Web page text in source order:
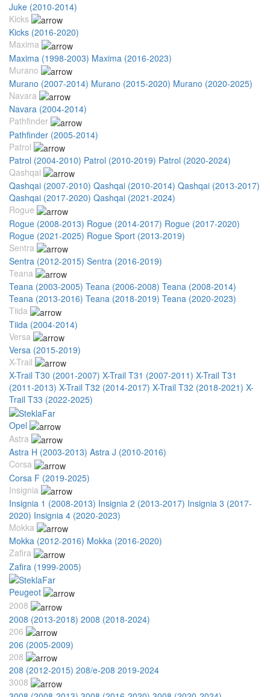
Juke (2010-2014)
Kicks
Kicks (2016-2020)
Maxima
Maxima (1998-2003) Maxima (2016-2023)
Murano
Murano (2007-2014) Murano (2015-2020) Murano (2020-2025)
Navara
Navara (2004-2014)
Pathfinder
Pathfinder (2005-2014)
Patrol
Patrol (2004-2010) Patrol (2010-2019) Patrol (2020-2024)
Qashqai
Qashqai (2007-2010) Qashqai (2010-2014) Qashqai (2013-2017)
Qashqai (2017-2020) Qashqai (2021-2024)
Rogue
Rogue (2008-2013) Rogue (2014-2017) Rogue (2017-2020)
Rogue (2021-2025) Rogue Sport (2013-2019)
Sentra
Sentra (2012-2015) Sentra (2016-2019)
Teana
Teana (2003-2005) Teana (2006-2008) Teana (2008-2014)
Teana (2013-2016) Teana (2018-2019) Teana (2020-2023)
Tiida
Tiida (2004-2014)
Versa
Versa (2015-2019)
X-Trail
X-Trail T30 (2001-2007) X-Trail T31 (2007-2011) X-Trail T31
(2011-2013) X-Trail T32 (2014-2017) X-Trail T32 (2018-2021) X-
Trail T33 (2022-2025)
Opel
Astra
Astra H (2003-2013) Astra J (2010-2016)
Corsa
Corsa F (2019-2025)
Insignia
Insignia 1 (2008-2013) Insignia 2 (2013-2017) Insignia 3 (2017-
2020) Insignia 4 (2020-2023)
Mokka
Mokka (2012-2016) Mokka (2016-2020)
Zafira
Zafira (1999-2005)
Peugeot
2008
2008 (2013-2018) 2008 (2018-2024)
206
206 (2005-2009)
208
208 (2012-2015) 208/e-208 2019-2024
3008